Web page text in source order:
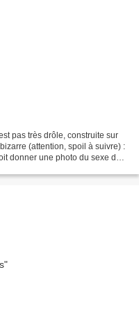
pas très drôle, construite sur
(attention, spoil à suivre) :
donner une photo du sexe de